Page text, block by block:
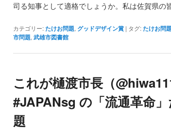
司る知事として適格でしょうか。私は佐賀県の
カテゴリー:たけお問題, グッドデザイン賞 | タグ:たけお問
市問題, 武雄市図書館
これが樋渡市長（
#JAPANsg の「流通革命
題